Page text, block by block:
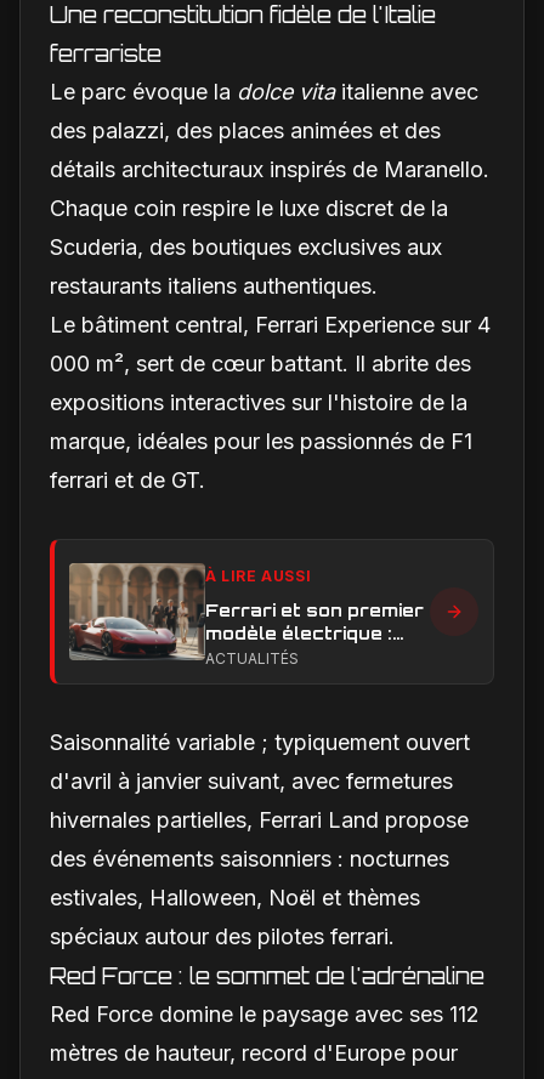
Une reconstitution fidèle de l'Italie
ferrariste
Le parc évoque la dolce vitaitalienne avec
des palazzi, des places animées et des
détails architecturaux inspirés de Maranello.
Chaque coin respire le luxe discret de la
Scuderia, des boutiques exclusives aux
restaurants italiens authentiques.
Le bâtiment central, Ferrari Experience sur 4
000 m², sert de cœur battant. Il abrite des
expositions interactives sur l'histoire de la
marque, idéales pour les passionnés de F1
ferrari et de GT.
À LIRE AUSSI
Ferrari et son premier
modèle électrique :
calendrier de
ACTUALITÉS
Saisonnalité variable ; typiquement ouvert
d'avril à janvier suivant, avec fermetures
hivernales partielles, Ferrari Land propose
des événements saisonniers : nocturnes
estivales, Halloween, Noël et thèmes
spéciaux autour des pilotes ferrari.
Red Force : le sommet de l'adrénaline
Red Force domine le paysage avec ses 112
mètres de hauteur, record d'Europe pour